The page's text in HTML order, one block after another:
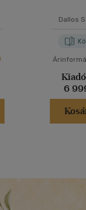
Dallos
6